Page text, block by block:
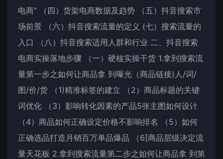
电商” （四）货架电商数据及趋势 （五）抖音搜索市
场前景 （六）抖音搜索流量的定义 (七）搜索流量的
入口 （八）抖音搜索适用人群和行业 二、抖音搜索
电商实操落地步骤 （一）硬核实操干货 1.拿到搜索流
量第一步之如何让商品拿 到曝光（商品链接)人/词/
图/价/货 （1)精准标签的建立 （2）商品标题的关键
词优化 （3）影响转化因素的产品5张主图如何设计
（4）商品如何正确设定价格不影响排名 （5）如何
正确选品打造月销百万单品爆品 （6]商品层级决定流
量天花板 2.拿到搜索流量第二步之如何让商品拿 到第